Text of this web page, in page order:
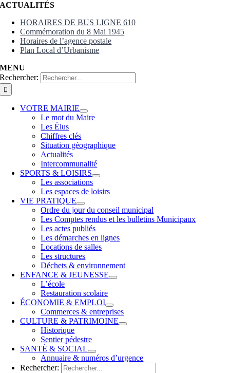
ACTUALITÉS
HORAIRES DE BUS LIGNE 610
Commémoration du 8 Mai 1945
Horaires de l’agence postale
Plan Local d’Urbanisme
MENU
Rechercher:
VOTRE MAIRIE
Le mot du Maire
Les Élus
Chiffres clés
Situation géographique
Actualités
Intercommunalité
SPORTS & LOISIRS
Les associations
Les espaces de loisirs
VIE PRATIQUE
Ordre du jour du conseil municipal
Les Comptes rendus et les bulletins Municipaux
Les actes publiés
Les démarches en lignes
Locations de salles
Les structures
Déchets & environnement
ENFANCE & JEUNESSE
L’école
Restauration scolaire
ÉCONOMIE & EMPLOI
Commerces & entreprises
CULTURE & PATRIMOINE
Historique
Sentier pédestre
SANTÉ & SOCIAL
Annuaire & numéros d’urgence
Rechercher: